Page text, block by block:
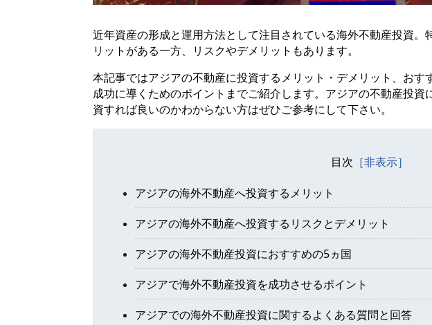
近年資産の形成と運用方法として注目されている海外不動産投資。
リットがある一方、リスクやデメリットもあります。
本記事ではアジアの不動産に投資するメリット・デメリット、お
成功に導くためのポイントまでご紹介します。アジアの不動産投
資すれば良いのかわからない方はぜひご参考にして下さい。
目次
アジアの海外不動産へ投資するメリット
アジアの海外不動産へ投資するリスクとデメリット
アジアの海外不動産投資におすすめの5ヵ国
アジアで海外不動産投資を成功させるポイント
アジアでの海外不動産投資に関するよくある質問と回答